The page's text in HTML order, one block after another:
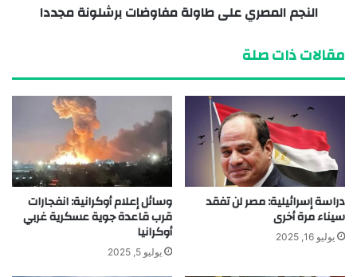
النجم المصري على طاولة مفاوضات برشلونة مجددا
مقالات ذات صلة
دراسة إسرائيلية: مصر لن تفقد
سيناء مرة أخرى
يوليو 16, 2025
وسائل إعلام أوكرانية: انفجارات
قرب قاعدة جوية عسكرية غربي
أوكرانيا
يوليو 5, 2025